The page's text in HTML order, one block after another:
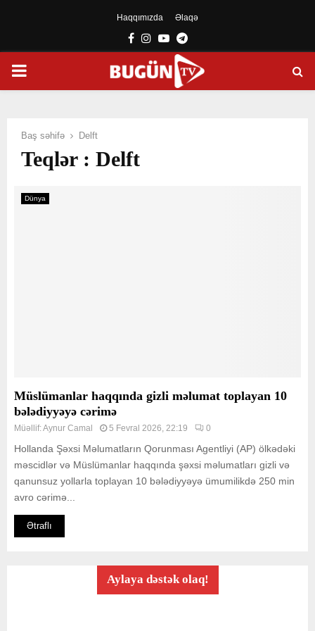
Haqqımızda Əlaqə
Facebook
Instagram
YoutubeTelegram
PRIMARY
Baş səhifə Delft
Teqlər : Delft
Dünya
Müslümanlar haqqında gizli məlumat toplayan 10
bələdiyyəyə cərimə
Müəllif:Aynur Camal 5 Fevral 2026, 22:19 0
Hollanda Şəxsi Məlumatların Qorunması Agentliyi (AP) ölkədəki
məscidlər və Müslümanlar haqqında şəxsi məlumatları gizli və
qanunsuz yollarla toplayan 10 bələdiyyəyə ümumilikdə 250 min
avro cərimə...
Ətraflı
Aylaya dəstək olaq!